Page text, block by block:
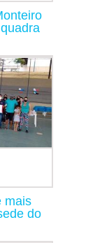
mais
do